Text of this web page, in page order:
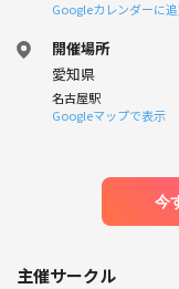
Googleカレンダーに
開催場所
愛知県
名古屋駅
Googleマップで表示
今
主催サークル